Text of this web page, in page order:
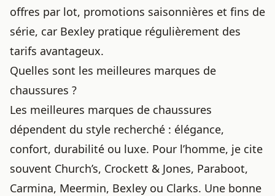
offres par lot, promotions saisonnières et fins de
série, car Bexley pratique régulièrement des
tarifs avantageux.
Quelles sont les meilleures marques de
chaussures ?
Les meilleures marques de chaussures
dépendent du style recherché : élégance,
confort, durabilité ou luxe. Pour l’homme, je cite
souvent Church’s, Crockett & Jones, Paraboot,
Carmina, Meermin, Bexley ou Clarks. Une bonne